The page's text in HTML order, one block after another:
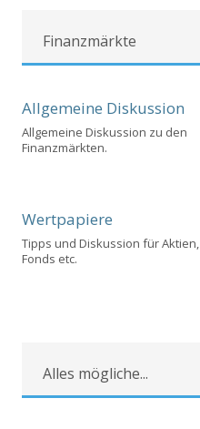
Finanzmärkte
Allgemeine Diskussion
Allgemeine Diskussion zu den
Finanzmärkten.
Wertpapiere
Tipps und Diskussion für Aktien,
Fonds etc.
Alles mögliche...